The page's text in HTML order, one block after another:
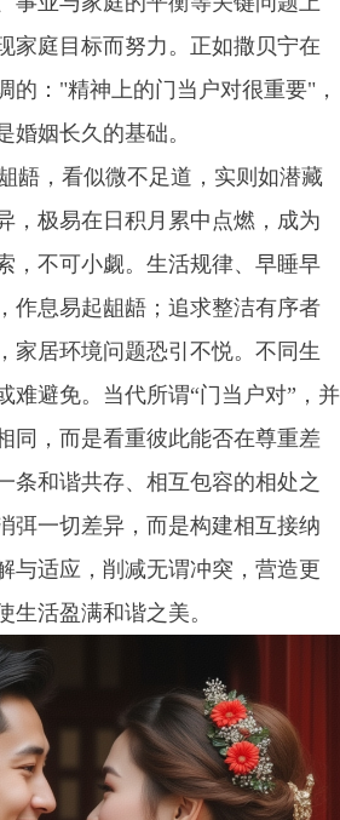
家庭目标而努力。正如撒贝宁在
的："精神上的门当户对很重要"，
婚姻长久的基础。
龉，看似微不足道，实则如潜藏
，极易在日积月累中点燃，成为
，不可小觑。生活规律、早睡早
作息易起龃龉；追求整洁有序者
家居环境问题恐引不悦。不同生
难避免。当代所谓“门当户对”，并
同，而是看重彼此能否在尊重差
条和谐共存、相互包容的相处之
弭一切差异，而是构建相互接纳
与适应，削减无谓冲突，营造更
生活盈满和谐之美。